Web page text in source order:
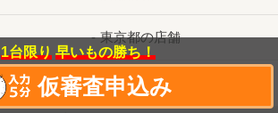
1台限り 早いもの勝ち！
仮審査申込み
東京都の店舗
お問合せ/見積依頼